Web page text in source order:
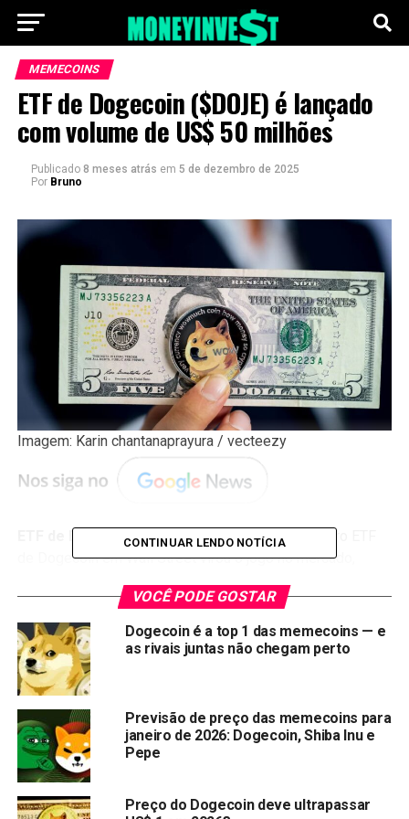
MEMECOINS
ETF de Dogecoin ($DOJE) é lançado
com volume de US$ 50 milhões
Publicado 8 meses atrás em 5 de dezembro de 2025
Por Bruno
Imagem: Karin chantanaprayura / vecteezy
ETF de Dogecoin ($DOJE) — A estreia do primeiro ETF
de Dogecoin em Wall Street virou o jogo no mercado,
10% nas últimas 24 horas. Ainda assim, o clima entre
investidores segue animado, algo raro em dias turbulentos
como este.
ETF movimenta US$ 50 milhões
em minutos e já soma US$ 400
milhões
O REX-Osprey Dogecoin (código: $DOJE) começou a ser
CONTINUAR LENDO NOTÍCIA
VOCÊ PODE GOSTAR
Dogecoin é a top 1 das memecoins — e
as rivais juntas não chegam perto
Previsão de preço das memecoins para
janeiro de 2026: Dogecoin, Shiba Inu e
Pepe
Preço do Dogecoin deve ultrapassar